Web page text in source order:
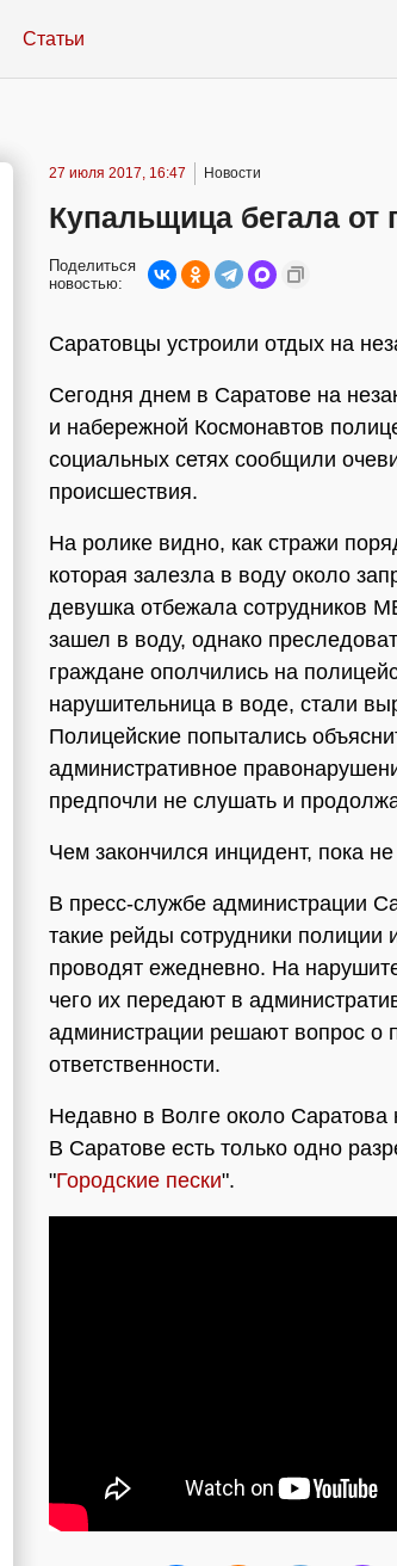
Статьи
27 июля 2017, 16:47 Новости
Купальщица бегала от
Поделиться
новостью:
Саратовцы устроили отдых на
Сегодня днем в Саратове на
и набережной Космонавтов
социальных сетях сообщили
происшествия.
На ролике видно, как стражи
которая залезла в воду около
девушка отбежала сотрудников
зашел в воду, однако
граждане ополчились на
нарушительница в воде, стали
Полицейские попытались
административное
предпочли не слушать и
Чем закончился инцидент, пока
В пресс-службе администрации
такие рейды сотрудники полиции
проводят ежедневно. На
чего их передают в
администрации решают вопрос о
ответственности.
Недавно в Волге около Саратова
В Саратове есть только одно
"Городские пески".